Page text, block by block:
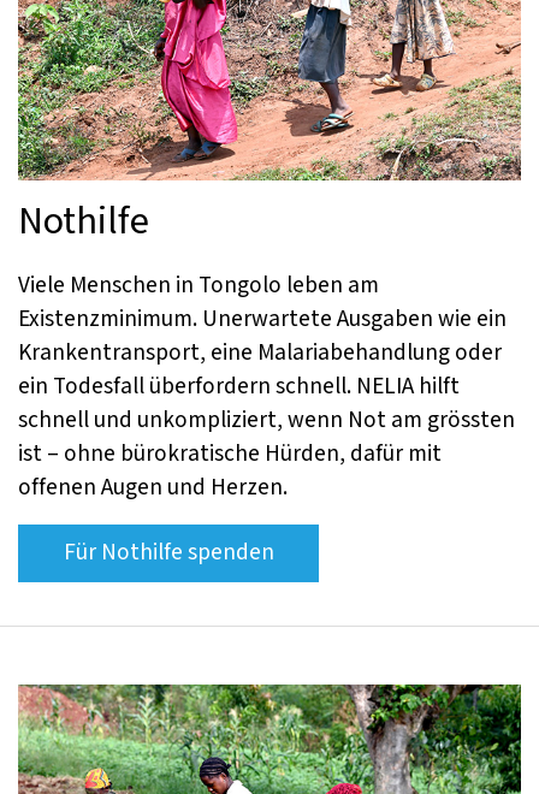
Nothilfe
Viele Menschen in Tongolo leben am
Existenzminimum. Unerwartete Ausgaben wie ein
Krankentransport, eine Malariabehandlung oder
ein Todesfall überfordern schnell. NELIA hilft
schnell und unkompliziert, wenn Not am grössten
ist – ohne bürokratische Hürden, dafür mit
offenen Augen und Herzen.
Für Nothilfe spenden